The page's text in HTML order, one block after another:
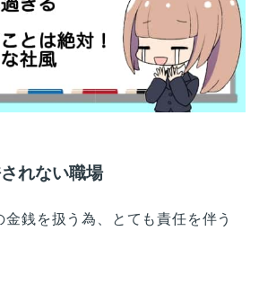
れない職場
銭を扱う為、とても責任を伴う